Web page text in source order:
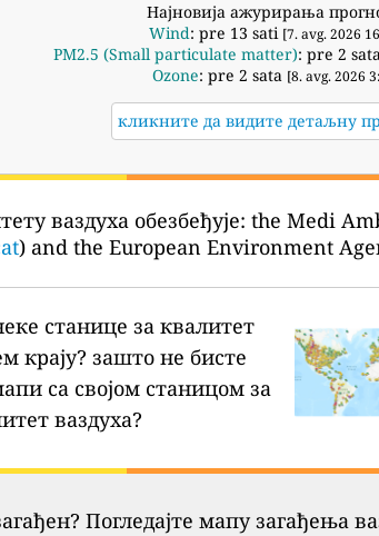
Најновија ажурирања
Wind: pre 13 sati [7. avg. 2026
PM2.5 (Small particulate matter): pre 2
Ozone: pre 2 sata [8. avg. 2026
кликните да видите детаљну
ваздуха обезбеђује: the Medi
) and the European Environment
станице за квалитет
крају? зашто не бисте
са својом станицом за
ваздуха?
Погледајте мапу